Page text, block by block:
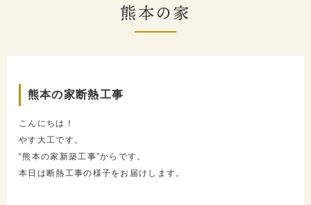
熊本の家
熊本の家断熱工事
こんにちは！
やす大工です。
“熊本の家新築工事”からです。
本日は断熱工事の様子をお届けします。